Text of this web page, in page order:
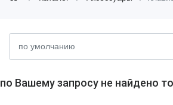
по Вашему запросу не найдено